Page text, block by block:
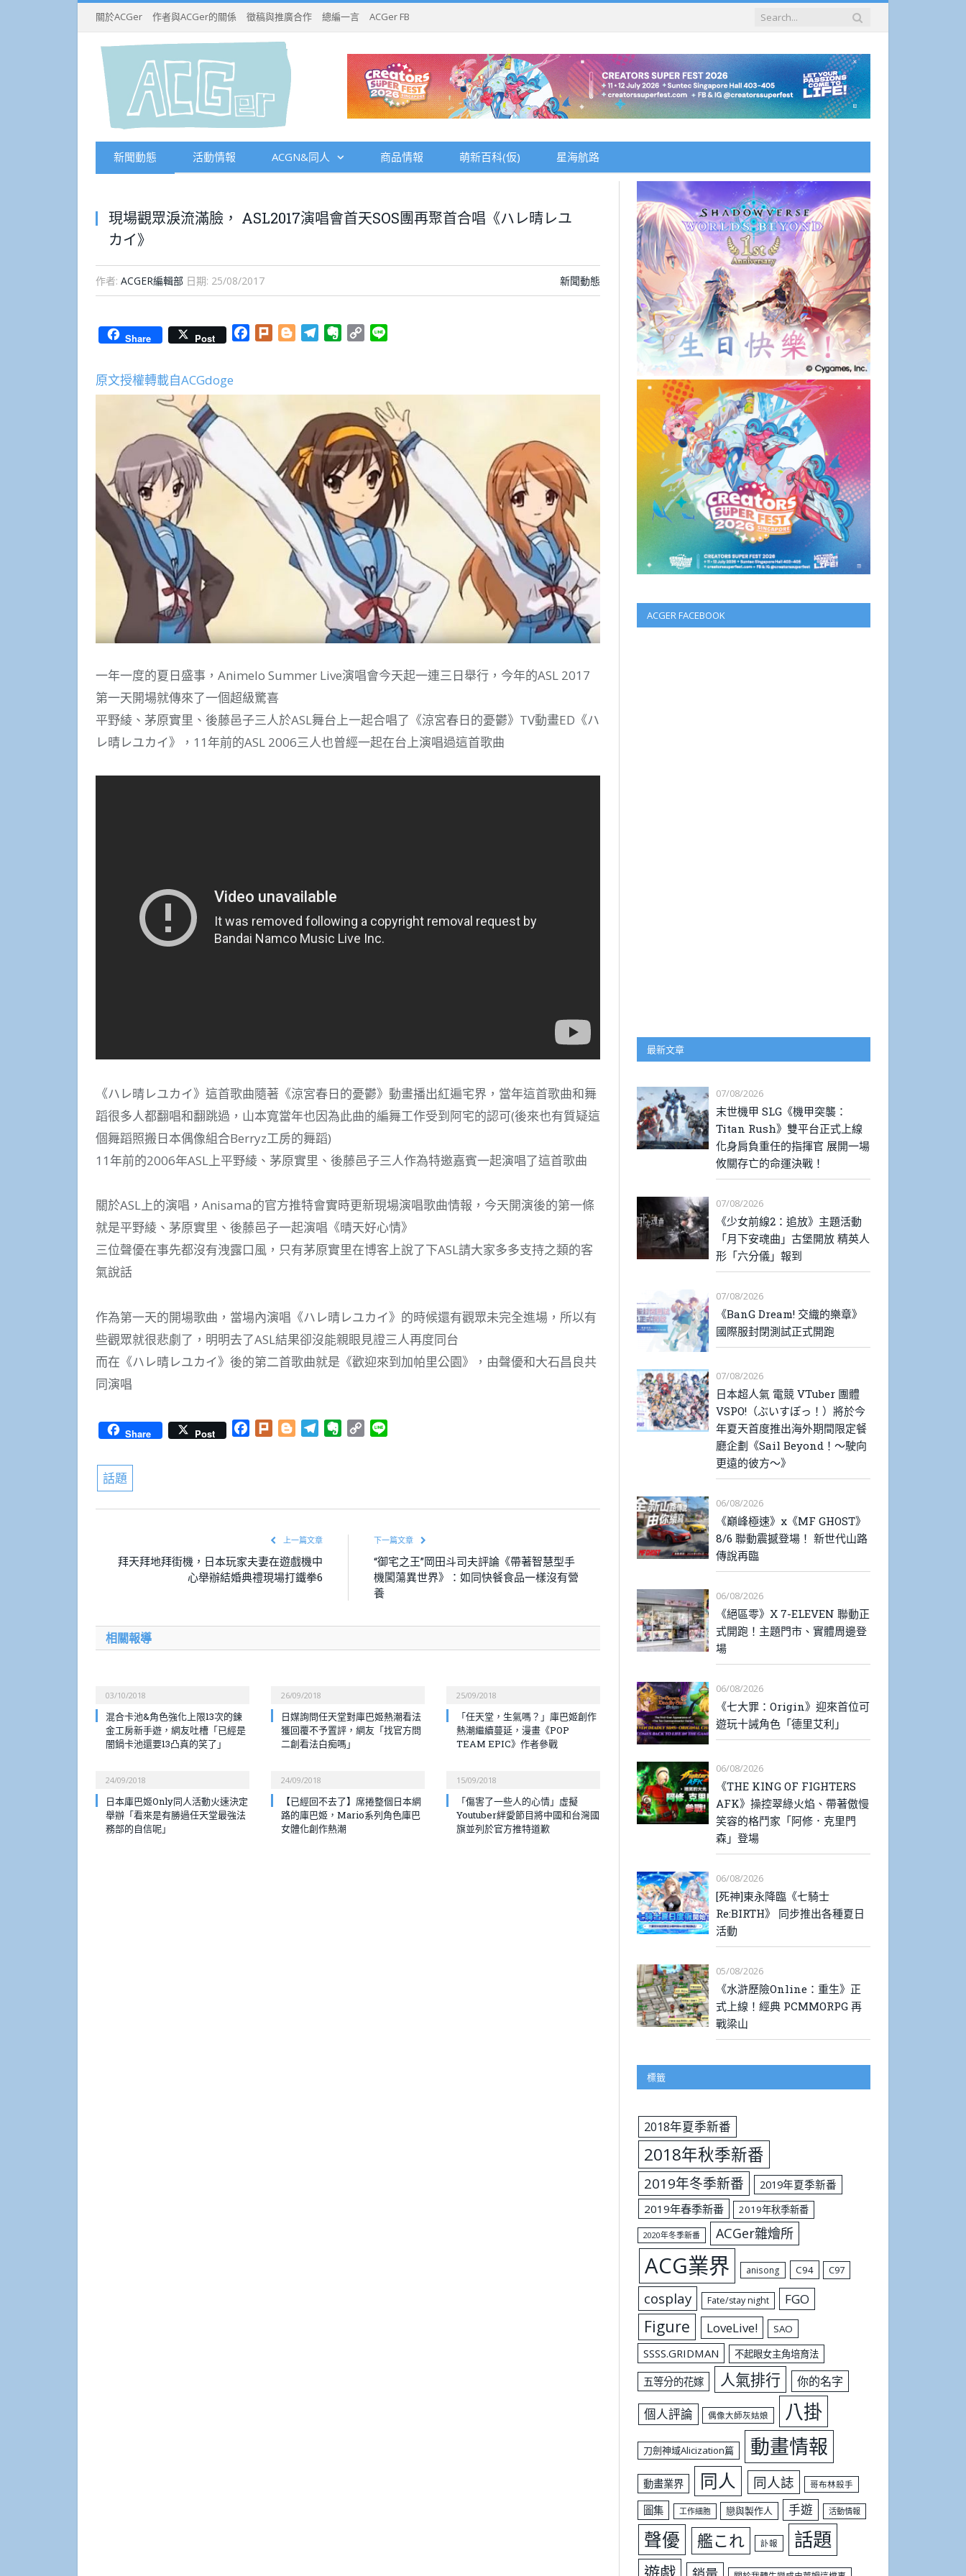
關於ACGer 作者與ACGer的關係 徵稿與推廣合作 總編一言 ACGer FB
新聞動態 活動情報 ACGN&同人 商品情報 萌新百科(仮) 星海航路
現場觀眾淚流滿臉， ASL2017演唱會首天SOS團再聚首合唱《ハレ晴レユ
カイ》
作者: ACGER編輯部 日期: 25/08/2017 新聞動態
Share Post Facebook
Plurk BloggerTelegramEvernote
Copy
原文授權轉載自ACGdoge
一年一度的夏日盛事，Animelo Summer Live演唱會今天起一連三日舉行，今年的ASL 2017
第一天開場就傳來了一個超級驚喜
平野綾、茅原實里、後藤邑子三人於ASL舞台上一起合唱了《涼宮春日的憂鬱》TV動畫ED《ハ
レ晴レユカイ》，11年前的ASL 2006三人也曾經一起在台上演唱過這首歌曲
《ハレ晴レユカイ》這首歌曲隨著《涼宮春日的憂鬱》動畫播出紅遍宅界，當年這首歌曲和舞
蹈很多人都翻唱和翻跳過，山本寬當年也因為此曲的編舞工作受到阿宅的認可(後來也有質疑這
個舞蹈照搬日本偶像組合Berryz工房的舞蹈)
11年前的2006年ASL上平野綾、茅原實里、後藤邑子三人作為特邀嘉賓一起演唱了這首歌曲
關於ASL上的演唱，Anisama的官方推特會實時更新現場演唱歌曲情報，今天開演後的第一條
就是平野綾、茅原實里、後藤邑子一起演唱《晴天好心情》
三位聲優在事先都沒有洩露口風，只有茅原實里在博客上說了下ASL請大家多多支持之類的客
氣說話
作為第一天的開場歌曲，當場內演唱《ハレ晴レユカイ》的時候還有觀眾未完全進場，所以有
些觀眾就很悲劇了，明明去了ASL結果卻沒能親眼見證三人再度同台
而在《ハレ晴レユカイ》後的第二首歌曲就是《歡迎來到加帕里公園》，由聲優和大石昌良共
同演唱
Share Post Facebook
Plurk BloggerTelegramEvernote
Copy
話題
上一篇文章
拜天拜地拜街機，日本玩家夫妻在遊戲機中
心舉辦結婚典禮現場打鐵拳6
下一篇文章
“御宅之王”岡田斗司夫評論《帶著智慧型手
機闖蕩異世界》：如同快餐食品一樣沒有營
養
相關報導
03/10/2018
混合卡池&角色強化上限13次的鍊
金工房新手遊，網友吐槽「已經是
闇鍋卡池還要13凸真的笑了」
26/09/2018
日媒詢問任天堂對庫巴姬熱潮看法
獲回覆不予置評，網友「找官方問
二創看法白痴嗎」
25/09/2018
「任天堂，生氣嗎？」庫巴姬創作
熱潮繼續蔓延，漫畫《POP
TEAM EPIC》作者參戰
24/09/2018
日本庫巴姬Only同人活動火速決定
舉辦「看來是有勝過任天堂最強法
務部的自信呢」
24/09/2018
【已經回不去了】席捲整個日本網
路的庫巴姬，Mario系列角色庫巴
女體化創作熱潮
15/09/2018
「傷害了一些人的心情」虛擬
Youtuber絆愛節目將中國和台灣國
旗並列於官方推特道歉
ACGER FACEBOOK
最新文章
07/08/2026
末世機甲 SLG《機甲突襲：
Titan Rush》雙平台正式上線
化身肩負重任的指揮官 展開一場
攸關存亡的命運決戰！
07/08/2026
《少女前線2：追放》主題活動
「月下安魂曲」古堡開放 精英人
形「六分儀」報到
07/08/2026
《BanG Dream! 交織的樂章》
國際服封閉測試正式開跑
07/08/2026
日本超人氣 電競 VTuber 團體
VSPO!（ぶいすぽっ！）將於今
年夏天首度推出海外期間限定餐
廳企劃《Sail Beyond！～駛向
更遠的彼方～》
06/08/2026
《巔峰極速》x《MF GHOST》
8/6 聯動震撼登場！ 新世代山路
傳說再臨
06/08/2026
《絕區零》X 7-ELEVEN 聯動正
式開跑！主題門市、實體周邊登
場
06/08/2026
《七大罪：Origin》迎來首位可
遊玩十誡角色「德里艾利」
06/08/2026
《THE KING OF FIGHTERS
AFK》操控翠綠火焰、帶著傲慢
笑容的格鬥家「阿修．克里門
森」登場
06/08/2026
[死神]東永降臨《七騎士
Re:BIRTH》 同步推出各種夏日
活動
05/08/2026
《水滸歷險Online：重生》正
式上線！經典 PCMMORPG 再
戰梁山
標籤
2018年夏季新番
2018年秋季新番
2019年冬季新番
2019年夏季新番
2019年春季新番
2019年秋季新番
2020年冬季新番 ACGer雜燴所
ACG業界 anisong C94 C97
cosplay Fate/stay night FGO
Figure LoveLive! SAO
SSSS.GRIDMAN 不起眼女主角培育法
五等分的花嫁 人氣排行 你的名字
個人評論 偶像大師灰姑娘 八掛
刀劍神域Alicization篇 動畫情報
動畫業界 同人 同人誌 哥布林殺手
圖集 工作細胞 戀與製作人 手遊 活動情報
聲優 艦これ 訃報 話題